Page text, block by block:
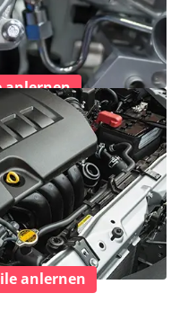
anlernen
anlernen